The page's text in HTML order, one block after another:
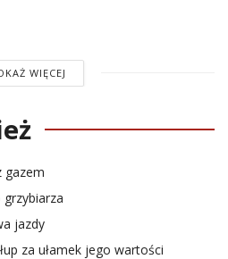
WIĘCEJ
gazem
jazdy
za ułamek jego wartości